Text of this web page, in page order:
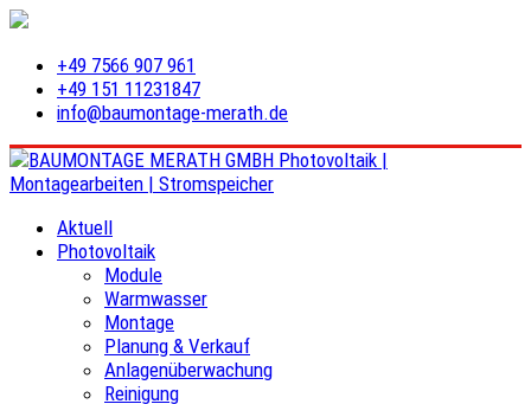
+49 7566 907 961
+49 151 11231847
info@baumontage-merath.de
Aktuell
Photovoltaik
Module
Warmwasser
Montage
Planung & Verkauf
Anlagenüberwachung
Reinigung